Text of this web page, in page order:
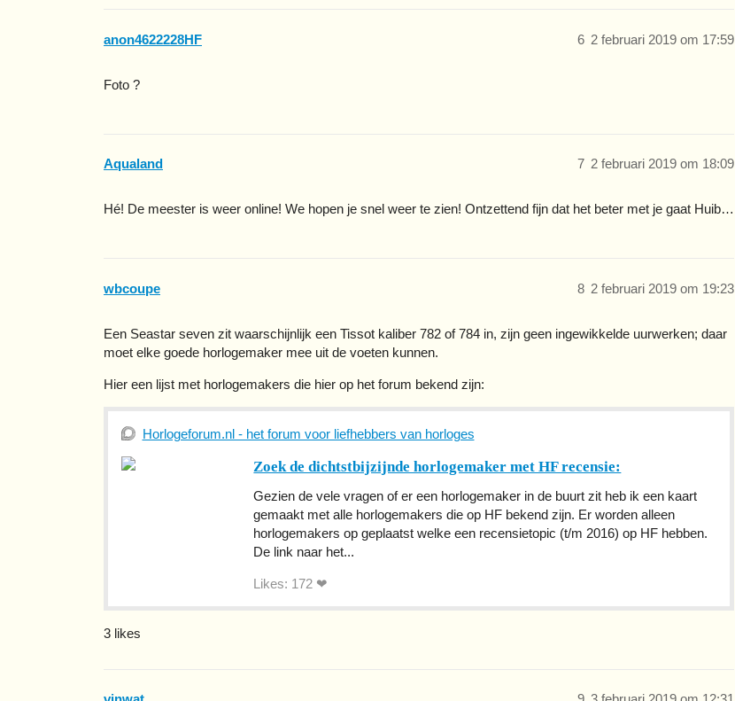
anon4622228HF 2 februari 2019 om 17:59
6
Foto ?
Aqualand 2 februari 2019 om 18:09
7
Hé! De meester is weer online! We hopen je snel weer te zien! Ontzettend fijn dat het beter met je gaat Huib…
wbcoupe 2 februari 2019 om 19:23
8
Een Seastar seven zit waarschijnlijk een Tissot kaliber 782 of 784 in, zijn geen ingewikkelde uurwerken; daar
moet elke goede horlogemaker mee uit de voeten kunnen.
Hier een lijst met horlogemakers die hier op het forum bekend zijn:
Horlogeforum.nl - het forum voor liefhebbers van horloges
Zoek de dichtstbijzijnde horlogemaker met HF recensie:
Gezien de vele vragen of er een horlogemaker in de buurt zit heb ik een kaart
gemaakt met alle horlogemakers die op HF bekend zijn. Er worden alleen
horlogemakers op geplaatst welke een recensietopic (t/m 2016) op HF hebben.
De link naar het...
Likes: 172 ❤
3 likes